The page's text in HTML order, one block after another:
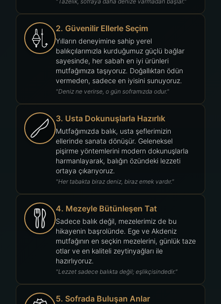
2. Güvenilir Ellerle Seçim
Yılların deneyimine sahip yerel
balıkçılarımızla kurduğumuz güçlü bağlar
sayesinde, her sabah en iyi ürünleri
mutfağımıza taşıyoruz. Doğallıktan ödün
vermeden, sadece en iyisini sunuyoruz.
"Deniz ne verirse, o gün soframızda odur."
3. Usta Dokunuşlarla Hazırlık
Mutfağımızda balık, usta şeflerimizin
ellerinde sanata dönüşür. Geleneksel
pişirme yöntemlerini modern dokunuşlarla
harmanlayarak, balığın özündeki lezzeti
ortaya çıkarıyoruz.
"Her tabakta biraz deniz, biraz emek vardır."
4. Mezeyle Bütünleşen Tat
Sadece balık değil, mezelerimiz de bu
hikayenin başrolünde. Ege ve Akdeniz
mutfağının en seçkin mezelerini, günlük taze
otlar ve en kaliteli zeytinyağları ile
hazırlıyoruz.
"Lezzet sadece balıkta değil; eşlikçisindedir."
5. Sofrada Buluşan Anlar